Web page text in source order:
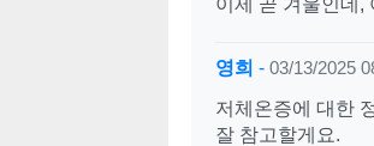
이제 곧 겨울인데,
영희 - 03/13/2025
저체온증에 대한
잘 참고할게요.